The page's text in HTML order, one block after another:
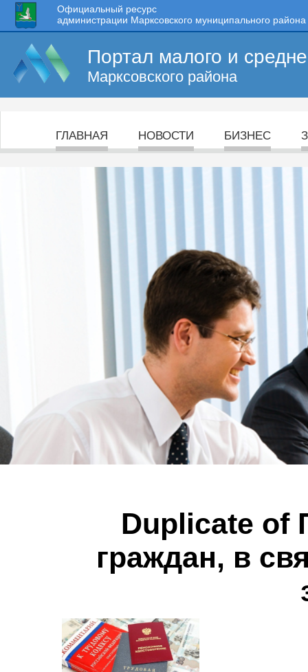
Официальный ресурс
администрации Марксовского муниципального района
Портал малого и
Марксовского района
ГЛАВНАЯ НОВОСТИ БИЗНЕС
Duplicate of
граждан, в